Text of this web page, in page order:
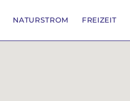
NATURSTROM FREIZEIT